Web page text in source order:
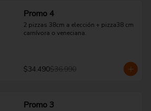
Promo 4
2 pizzas 38cm a elección + pizza38 cm
carnívora o veneciana.
$34.490$36.990
Promo 3